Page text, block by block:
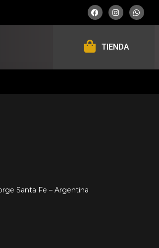
TIENDA
Santa Fe – Argentina